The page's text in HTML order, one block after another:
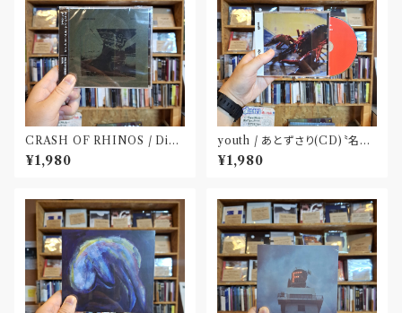
CRASH OF RHINOS / Dist
al(CD)
¥1,980
youth / あとずさり(CD)〝名古
屋〟
¥1,980